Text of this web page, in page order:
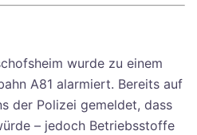
wurde zu einem
A81 alarmiert. Bereits auf
der Polizei gemeldet, dass
– jedoch Betriebsstoffe